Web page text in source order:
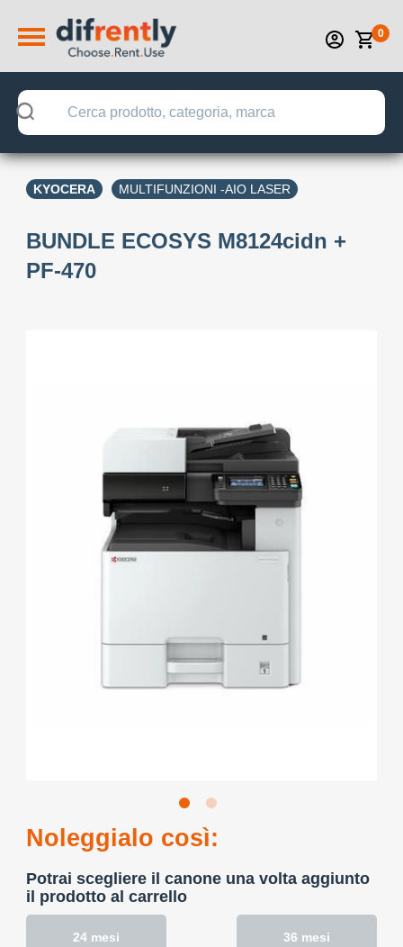
0
KYOCERA MULTIFUNZIONI -AIO LASER
BUNDLE ECOSYS M8124cidn +
PF-470
Noleggialo così:
Potrai scegliere il canone una volta aggiunto
il prodotto al carrello
24 mesi 36 mesi